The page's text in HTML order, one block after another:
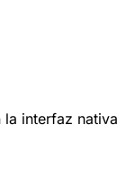
interfaz nativa